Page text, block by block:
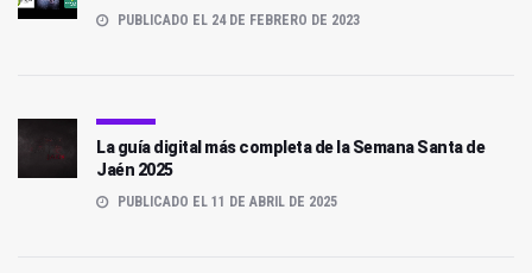
PUBLICADO EL 24 DE FEBRERO DE 2023
La guía digital más completa de la Semana Santa de
Jaén 2025
PUBLICADO EL 11 DE ABRIL DE 2025